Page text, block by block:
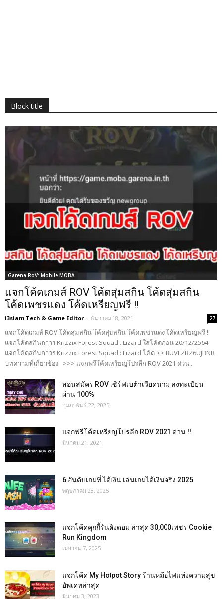
Block title
Garena RoV: Mobile MOBA
แจกโค้ดเกมส์ ROV โค้ดสุ่มสกิน โค้ดสุ่มสกิน
โค้ดเพชรแดง โค้ดเหรียญฟรี !!
i3siam Tech & Game Editor - ธันวาคม 18, 2021 27
แจกโค้ดเกมส์ ROV โค้ดสุ่มสกิน โค้ดสุ่มสกิน โค้ดเพชรแดง โค้ดเหรียญฟรี !!
แจกโค้ดสกินถาวร Krizzix Forest Squad : Lizard ใส่โค้ดก่อน 20/12/2564
แจกโค้ดสกินถาวร Krizzix Forest Squad : Lizard โค้ด >> BUVFZBZ6UJBNR
บทความที่เกี่ยวข้อง >>> แจกฟรีโค้ดเหรียญโปรลีก ROV 2021 ด่วน...
สอนสมัคร ROV เซิร์ฟเบต้าเวียดนาม ลงทะเบียน
ผ่าน 100%
กุมภาพันธ์ 22, 2025
แจกฟรีโค้ดเหรียญโปรลีก ROV 2021 ด่วน !!
มีนาคม 21, 2021
6 อันดับเกมที่ ได้เงิน เล่นเกมได้เงินจริง 2025
พฤษภาคม 28, 2025
แจกโค้ดคุกกี้รันคิงดอม ล่าสุด 30,000เพชร Cookie
Run Kingdom
เมษายน 7, 2025
แจกโค้ด My Hotpot Story ร้านหม้อไฟแห่งความสุข
อัพเดทล่าสุด
มีนาคม 3, 2023